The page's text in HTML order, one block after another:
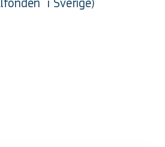
i Sverige)